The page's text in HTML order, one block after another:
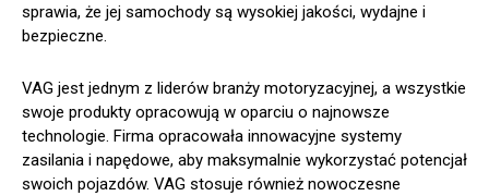
sprawia, że jej samochody są wysokiej jakości, wydajne i
bezpieczne.
VAG jest jednym z liderów branży motoryzacyjnej, a wszystkie
swoje produkty opracowują w oparciu o najnowsze
technologie. Firma opracowała innowacyjne systemy
zasilania i napędowe, aby maksymalnie wykorzystać potencjał
swoich pojazdów. VAG stosuje również nowoczesne